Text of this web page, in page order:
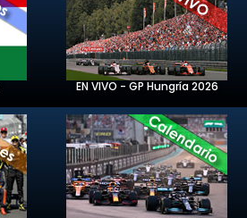
EN VIVO - GP Hungría 2026